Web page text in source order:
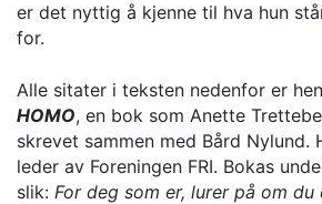
er det nyttig å kjenne til hva hun
for.
Alle sitater i teksten nedenfor er
HOMO, en bok som Anette
skrevet sammen med Bård Nylund.
leder av Foreningen FRI. Bokas
slik: For deg som er, lurer på om